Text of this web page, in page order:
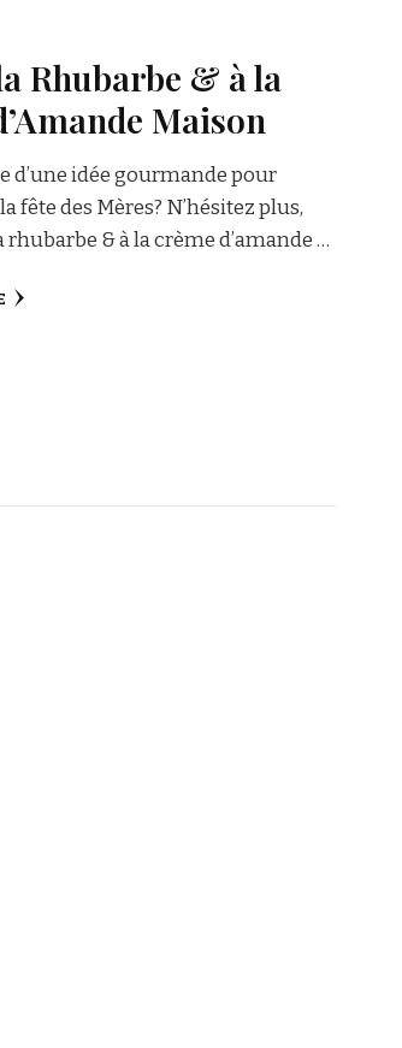
Rhubarbe & à la
Maison
d’une idée gourmande pour
fête des Mères? N’hésitez plus,
rhubarbe & à la crème d’amande …